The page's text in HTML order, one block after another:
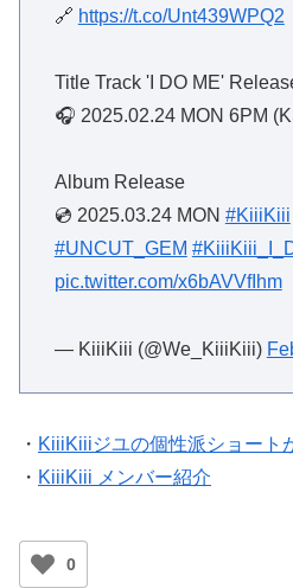
🔗 https://t.co/Unt439WPQ2
Title Track 'I DO ME'
🎧 2025.02.24 MON 6PM
Album Release
💿 2025.03.24 MON #KiiiKiii
#UNCUT_GEM
pic.twitter.com/x6bAVVfIhm
— KiiiKiii (@We_KiiiKiii)
・ KiiiKiiiジユの個性派ショート
・ KiiiKiii メンバー紹介
0